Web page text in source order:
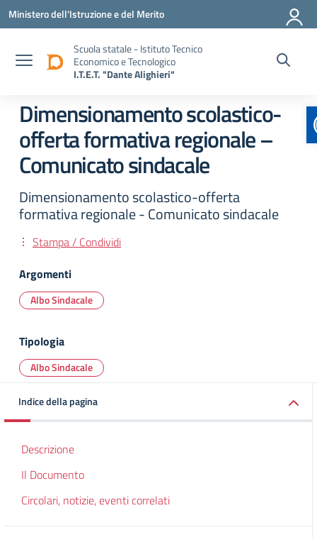
Vai ai contenuti
Vai al menu di navigazione
Vai al footer
Ministero dell'Istruzione e del Merito
Scuola statale - Istituto Tecnico
Economico e Tecnologico
I.T.E.T. "Dante Alighieri"
Dimensionamento scolastico-
offerta formativa regionale –
Comunicato sindacale
Dimensionamento scolastico-offerta
formativa regionale - Comunicato sindacale
Stampa / Condividi
Argomenti
Albo Sindacale
Tipologia
Albo Sindacale
Indice della pagina
Descrizione
Il Documento
Circolari, notizie, eventi correlati